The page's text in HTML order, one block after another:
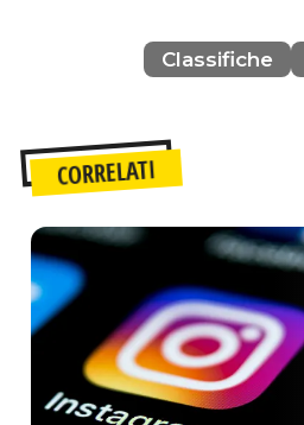
Classifiche
CORRELATI